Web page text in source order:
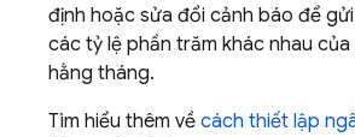
định hoặc sửa đổi cảnh báo để
các tỷ lệ phần trăm khác nhau
hằng tháng.
Tìm hiểu thêm về cách thiết lập